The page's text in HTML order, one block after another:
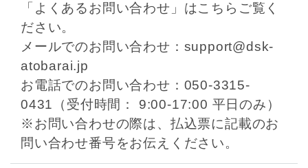
「よくあるお問い合わせ」はこちら ご覧く
ださい。
メールでのお問い合わせ：support@dsk-
atobarai.jp
お電話でのお問い合わせ：050-3315-
0431（受付時間： 9:00-17:00 平日のみ）
※お問い合わせの際は、払込票に記載のお
問い合わせ番号をお伝えください。